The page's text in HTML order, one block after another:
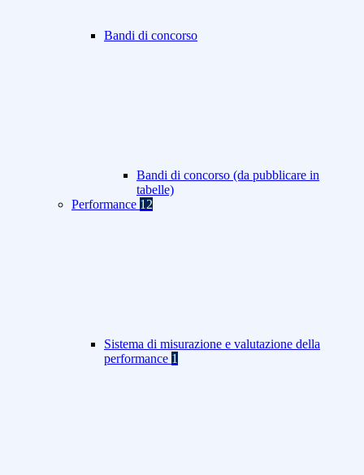
Bandi di concorso
Bandi di concorso (da pubblicare in
tabelle)
Performance 12
Sistema di misurazione e valutazione della
performance 1